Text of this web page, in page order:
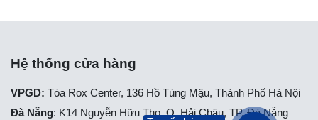
Hệ thống cửa hàng
VPGD: Tòa Rox Center, 136 Hồ Tùng Mậu, Thành Phố Hà Nội
Đà Nẵng: K14 Nguyễn Hữu Thọ, Q. Hải Châu, TP. Đà Nẵng